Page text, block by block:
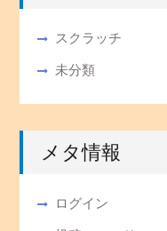
スクラッチ
未分類
メタ情報
ログイン